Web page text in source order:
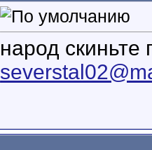
народ скиньте